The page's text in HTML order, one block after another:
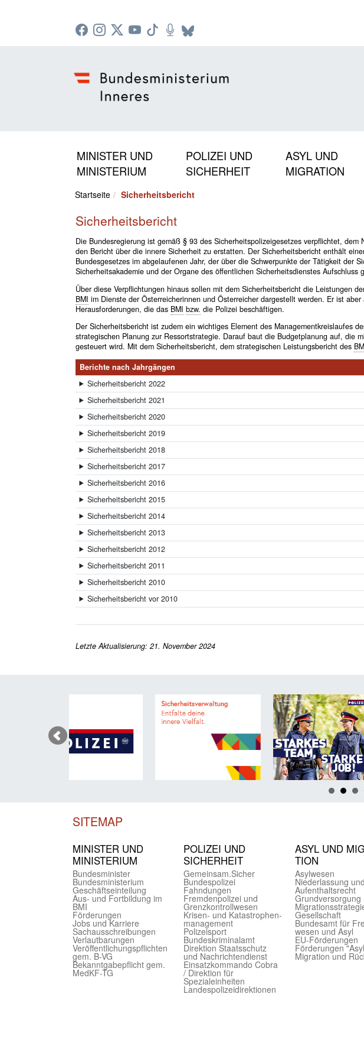
MINISTER UND
MINISTERIUM
POLIZEI UND
SICHERHEIT
ASYL UND
MIGRATION
Startseite Sicherheitsbericht
Sicherheitsbericht
Die Bundesregierung ist gemäß § 93 des Sicherheitspolizeigesetzes verpflichtet, dem
den Bericht über die innere Sicherheit zu erstatten. Der Sicherheitsbericht enthält
Bundesgesetzes im abgelaufenen Jahr, der über die Schwerpunkte der Tätigkeit der
Sicherheitsakademie und der Organe des öffentlichen Sicherheitsdienstes Aufschluss
Über diese Verpflichtungen hinaus sollen mit dem Sicherheitsbericht die Leistungen
BMI im Dienste der Österreicherinnen und Österreicher dargestellt werden. Er ist
Herausforderungen, die das BMI bzw. die Polizei beschäftigen.
Der Sicherheitsbericht ist zudem ein wichtiges Element des Managementkreislaufes
strategischen Planung zur Ressortstrategie. Darauf baut die Budgetplanung auf, die
gesteuert wird. Mit dem Sicherheitsbericht, dem strategischen Leistungsbericht des
Berichte nach Jahrgängen
Sicherheitsbericht 2022
Sicherheitsbericht 2021
Sicherheitsbericht 2020
Sicherheitsbericht 2019
Sicherheitsbericht 2018
Sicherheitsbericht 2017
Sicherheitsbericht 2016
Sicherheitsbericht 2015
Sicherheitsbericht 2014
Sicherheitsbericht 2013
Sicherheitsbericht 2012
Sicherheitsbericht 2011
Sicherheitsbericht 2010
Sicherheitsbericht vor 2010
Letzte Aktualisierung: 21. November 2024
SITEMAP
MINISTER UND
MINIST­ERIUM
Bundes­minister
Bundes­ministerium
Geschäfts­einteilung
Aus- und Fortbildung im
BMI
Förderungen
Jobs und Karriere
Sachaus­schreibungen
Verlautbarungen
Veröffentlichungspflichten
gem. B-VG
Bekanntgabepflicht gem.
MedKF-TG
POLIZEI UND
SICHER­HEIT
Gemein­sam.Sicher
Bundes­polizei
Fahndungen
Fremdenpolizei und
Grenzkontrollwesen
Krisen- und Katastrophen­
management
Polizeisport
Bundes­kriminal­amt
Direktion Staats­schutz
und Nach­richten­dienst
Einsatz­kommando Cobra
/ Direktion für
Spezialeinheiten
Landes­polizei­direk­tionen
ASYL UND
TION
Asyl­wesen
Nieder­lassung und
Aufent­halts­recht
Grund­versorgung
Gesell­schaft
Bundes­amt für
wesen und Asyl
EU-Förde­rungen
Förderungen
Migration und